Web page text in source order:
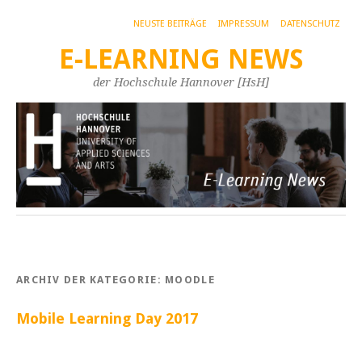
NEUSTE BEITRÄGE IMPRESSUM DATENSCHUTZ
E-LEARNING NEWS
der Hochschule Hannover [HsH]
ARCHIV DER KATEGORIE: MOODLE
Mobile Learning Day 2017